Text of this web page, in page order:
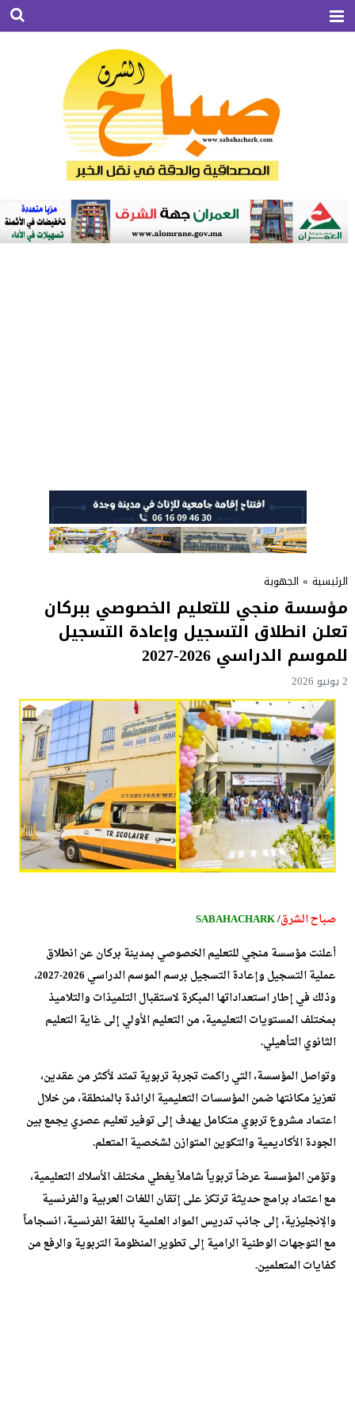
الرئيسية » الجهوية
مؤسسة منجي للتعليم الخصوصي ببركان
تعلن انطلاق التسجيل وإعادة التسجيل
للموسم الدراسي 2026-2027
2 يونيو 2026
صباح الشرق/
SABAHACHARK
أعلنت مؤسسة منجي للتعليم الخصوصي بمدينة بركان عن انطلاق
عملية التسجيل وإعادة التسجيل برسم الموسم الدراسي 2026-2027،
وذلك في إطار استعداداتها المبكرة لاستقبال التلميذات والتلاميذ
بمختلف المستويات التعليمية، من التعليم الأولي إلى غاية التعليم
الثانوي التأهيلي.
وتواصل المؤسسة، التي راكمت تجربة تربوية تمتد لأكثر من عقدين،
تعزيز مكانتها ضمن المؤسسات التعليمية الرائدة بالمنطقة، من خلال
اعتماد مشروع تربوي متكامل يهدف إلى توفير تعليم عصري يجمع بين
الجودة الأكاديمية والتكوين المتوازن لشخصية المتعلم.
وتؤمن المؤسسة عرضاً تربوياً شاملاً يغطي مختلف الأسلاك التعليمية،
مع اعتماد برامج حديثة ترتكز على إتقان اللغات العربية والفرنسية
والإنجليزية، إلى جانب تدريس المواد العلمية باللغة الفرنسية، انسجاماً
مع التوجهات الوطنية الرامية إلى تطوير المنظومة التربوية والرفع من
كفايات المتعلمين.